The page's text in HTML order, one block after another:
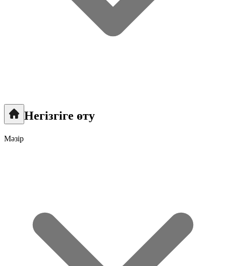
Негізгіге өту
Мәзір